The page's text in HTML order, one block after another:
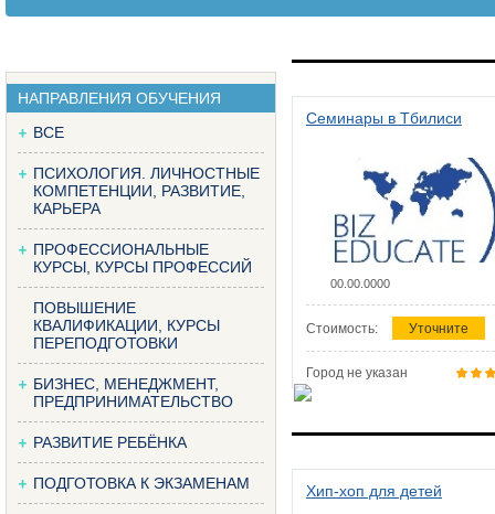
НАПРАВЛЕНИЯ ОБУЧЕНИЯ
ВСЕ
ПСИХОЛОГИЯ. ЛИЧНОСТНЫЕ
КОМПЕТЕНЦИИ, РАЗВИТИЕ,
КАРЬЕРА
ПРОФЕССИОНАЛЬНЫЕ
КУРСЫ, КУРСЫ ПРОФЕССИЙ
ПОВЫШЕНИЕ
КВАЛИФИКАЦИИ, КУРСЫ
ПЕРЕПОДГОТОВКИ
БИЗНЕС, МЕНЕДЖМЕНТ,
ПРЕДПРИНИМАТЕЛЬСТВО
РАЗВИТИЕ РЕБЁНКА
ПОДГОТОВКА К ЭКЗАМЕНАМ
Семинары в Тбилиси
00.00.0000
Стоимость: Уточните
Город не указан
Хип-хоп для детей